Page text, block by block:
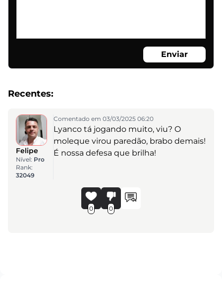
Enviar
Recentes:
Felipe
Nível: Pro
Rank:
32049
Comentado em 03/03/2025 06:20
Lyanco tá jogando muito, viu? O
moleque virou paredão, brabo demais!
É nossa defesa que brilha!
0 0